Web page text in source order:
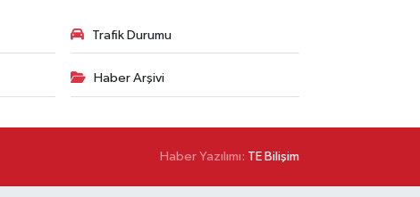
Trafik Durumu
Haber Arşivi
Haber Yazılımı: TE Bilişim